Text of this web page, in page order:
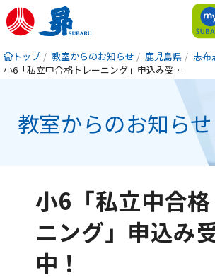
トップ 教室からのお知らせ 鹿児島県
志布
小6「私立中合格トレーニング」申込み受付中！
教室からのお知らせ
小6「私立中合
ニング」申込み
中！